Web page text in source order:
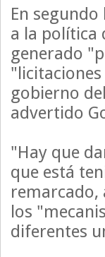
En
a la política
generado
gobierno
advertido
"Hay que
que está
remarcado,
los
diferentes